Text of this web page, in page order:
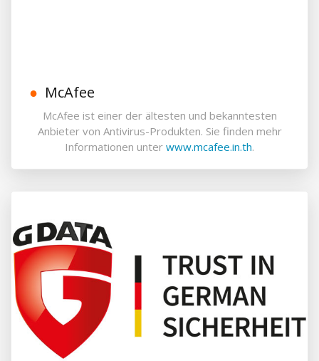
McAfee
McAfee ist einer der ältesten und bekanntesten
Anbieter von Antivirus-Produkten. Sie finden mehr
Informationen unter www.mcafee.in.th.